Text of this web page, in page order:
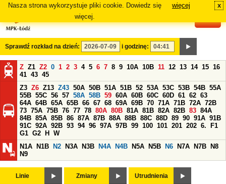
Nasza strona wykorzystuje pliki cookie. Dowiedz się
więcej.
więcej x
Sprawdź rozkład na dzień: i godzinę:
Z Z1 Z2 0 1 2 3 4 5 6 7 8 9 10A 10B 11 12 13 14 15 16
41 43 45
Z3 Z6 Z13 Z43 50A 50B 51A 51B 52 53A 53C 53B 54B 55A
55B 55C 56 57 58A 58B 59 60A 60B 60C 60D 61 62 63
64A 64B 65A 65B 66 67 68 69A 69B 70 71A 71B 72A 72B
73 75A 75B 76 77 78 80A 80B 81A 81B 82A 82B 83 84A
84B 85A 85B 86 87A 87B 88A 88B 88C 88D 89 90 91A 91B
91C 92A 92B 93 94 96 97A 97B 99 100 101 201 202 6.
F1
G1 G2 H
W
N1A
N1B N2 N3A N3B N4A N4B N5A N5B N6 N7A N7B
N8
N9
Linie Zmiany Utrudnienia